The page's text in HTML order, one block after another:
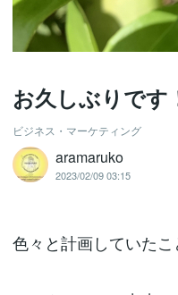
お久しぶりです
ビジネス・マーケティング
aramaruko
2023/02/09 03:15
色々と計画していたこ